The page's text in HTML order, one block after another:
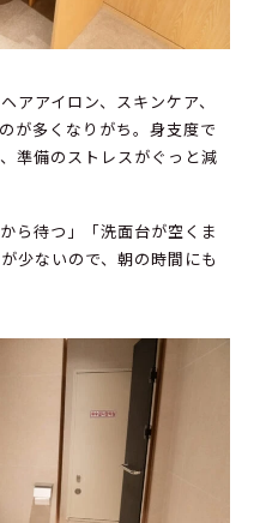
アアイロン、スキンケア、
が多くなりがち。身支度で
準備のストレスがぐっと減
ら待つ」「洗面台が空くま
少ないので、朝の時間にも